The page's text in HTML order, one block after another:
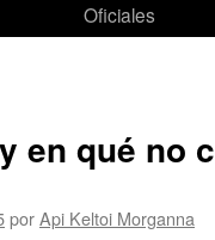
Oficiales
en qué no
porApi Keltoi Morganna